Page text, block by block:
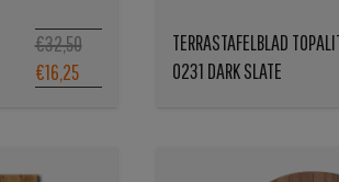
€32,50
€16,25
TERRASTAFELBLAD
0231 DARK SLATE